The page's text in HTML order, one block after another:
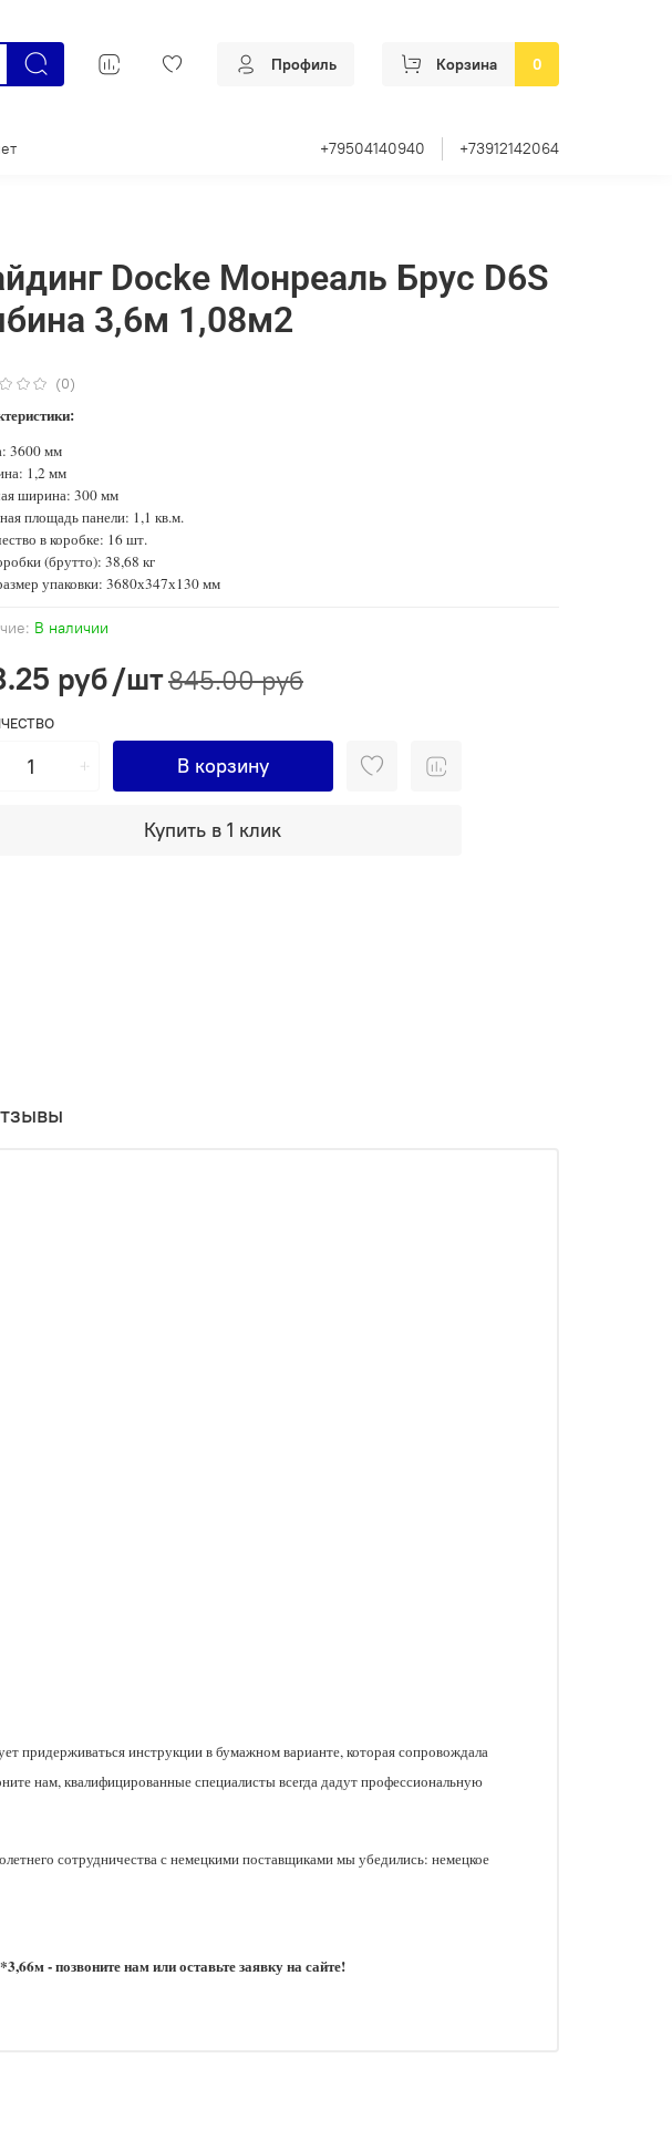
Профиль Корзина 0
+79504140940 +73912142064
(0)
В наличии
Docke Монреаль Брус D6S
3,6м 1,08м2
руб/шт845.00 руб
В корзину
Купить в 1 клик
3600 мм
1,2 мм
ширина: 300 мм
площадь панели: 1,1 кв.м.
в коробке: 16 шт.
(брутто): 38,68 кг
упаковки: 3680х347х130 мм
придерживаться инструкции в бумажном варианте, которая сопровождала
нам, квалифицированные специалисты всегда дадут профессиональную
сотрудничества с немецкими поставщиками мы убедились: немецкое
- позвоните нам или оставьте заявку на сайте!